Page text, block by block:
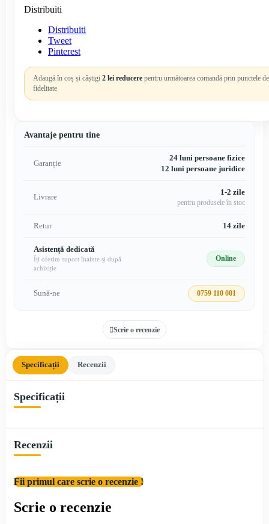
Avantaje pentru tine
Garanție
24 luni persoane fizice
12 luni persoane juridice
Livrare
1-2 zile
pentru produsele în stoc
Retur 14 zile
Asistență dedicată
Îți oferim suport înainte și după
achiziție
Online
Sună-ne 0759 110 001
Scrie o recenzie
Distribuiti
Distribuiti
Tweet
Pinterest
Adaugă în coș și câștigi 2 lei reducere pentru următoarea comandă prin punctele de
fidelitate
Specificații Recenzii
Specificații
Recenzii
Fii primul care scrie o recenzie !
Scrie o recenzie